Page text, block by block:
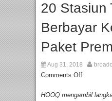
20 Stasiun
Berbayar
Paket
Aug 31, 2018
Comments Off
HOOQ mengambil